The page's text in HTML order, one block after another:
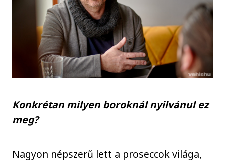
Konkrétan milyen boroknál nyilvánul ez
meg?
Nagyon népszerű lett a proseccok világa,